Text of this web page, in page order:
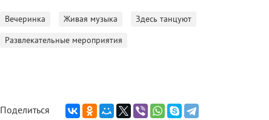
Вечеринка Живая музыка Здесь танцуют
Развлекательные мероприятия
Поделиться